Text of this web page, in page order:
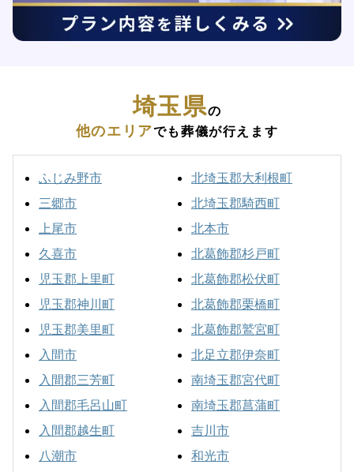
埼玉県の
他のエリアでも葬儀が行えます
ふじみ野市
三郷市
上尾市
久喜市
児玉郡上里町
児玉郡神川町
児玉郡美里町
入間市
入間郡三芳町
入間郡毛呂山町
入間郡越生町
八潮市
北埼玉郡大利根町
北埼玉郡騎西町
北本市
北葛飾郡杉戸町
北葛飾郡松伏町
北葛飾郡栗橋町
北葛飾郡鷲宮町
北足立郡伊奈町
南埼玉郡宮代町
南埼玉郡菖蒲町
吉川市
和光市